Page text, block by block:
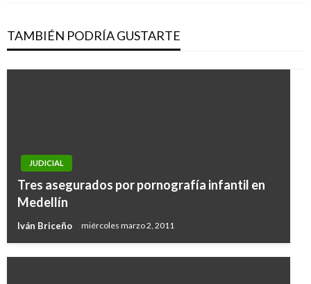
TAMBIÉN PODRÍA GUSTARTE
JUDICIAL
Tres asegurados por pornografía infantil en
Medellín
Iván Briceño miércoles marzo 2, 2011